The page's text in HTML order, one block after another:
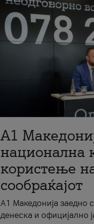
A1
национална
користење
сообраќајот
A1 Македонија заедно
денеска и официјално